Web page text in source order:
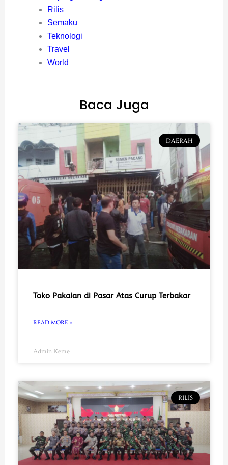
Rilis
Semaku
Teknologi
Travel
World
Baca Juga
DAERAH
Toko Pakaian di Pasar Atas Curup Terbakar
READ MORE »
Admin Keme
RILIS